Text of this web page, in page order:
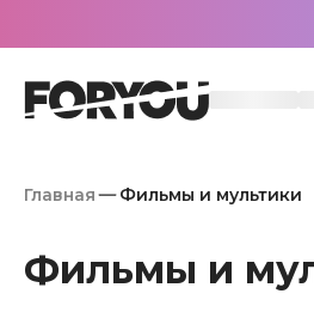
Главная Фильмы и мультики
Фильмы и